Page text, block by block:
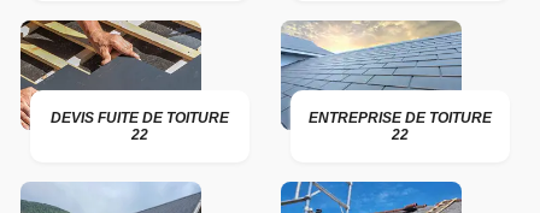
DEVIS FUITE DE TOITURE
22
ENTREPRISE DE TOITURE
22